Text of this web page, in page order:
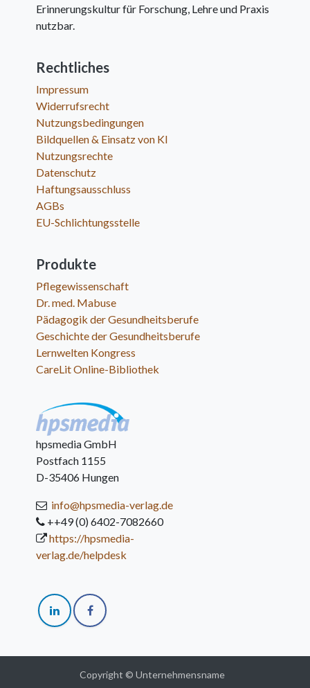
Erinnerungskultur für Forschung, Lehre und Praxis
nutzbar.
Rechtliches
Impressum
Widerrufsrecht
Nutzungsbedingungen
Bildquellen & Einsatz von KI
Nutzungsrechte
Datenschutz
Haftungsausschluss
AGBs
EU-Schlichtungsstelle
Produkte
Pflegewissenschaft
Dr. med. Mabuse
Pädagogik der Gesundheitsberufe
Geschichte der Gesundheitsberufe
Lernwelten Kongress
CareLit Online-Bibliothek
hpsmedia GmbH
Postfach 1155
D-35406 Hungen
info@hpsmedia-verlag.de
++49 (0) 6402-7082660
https://hpsmedia-
verlag.de/helpdesk
Copyright © Unternehmensname